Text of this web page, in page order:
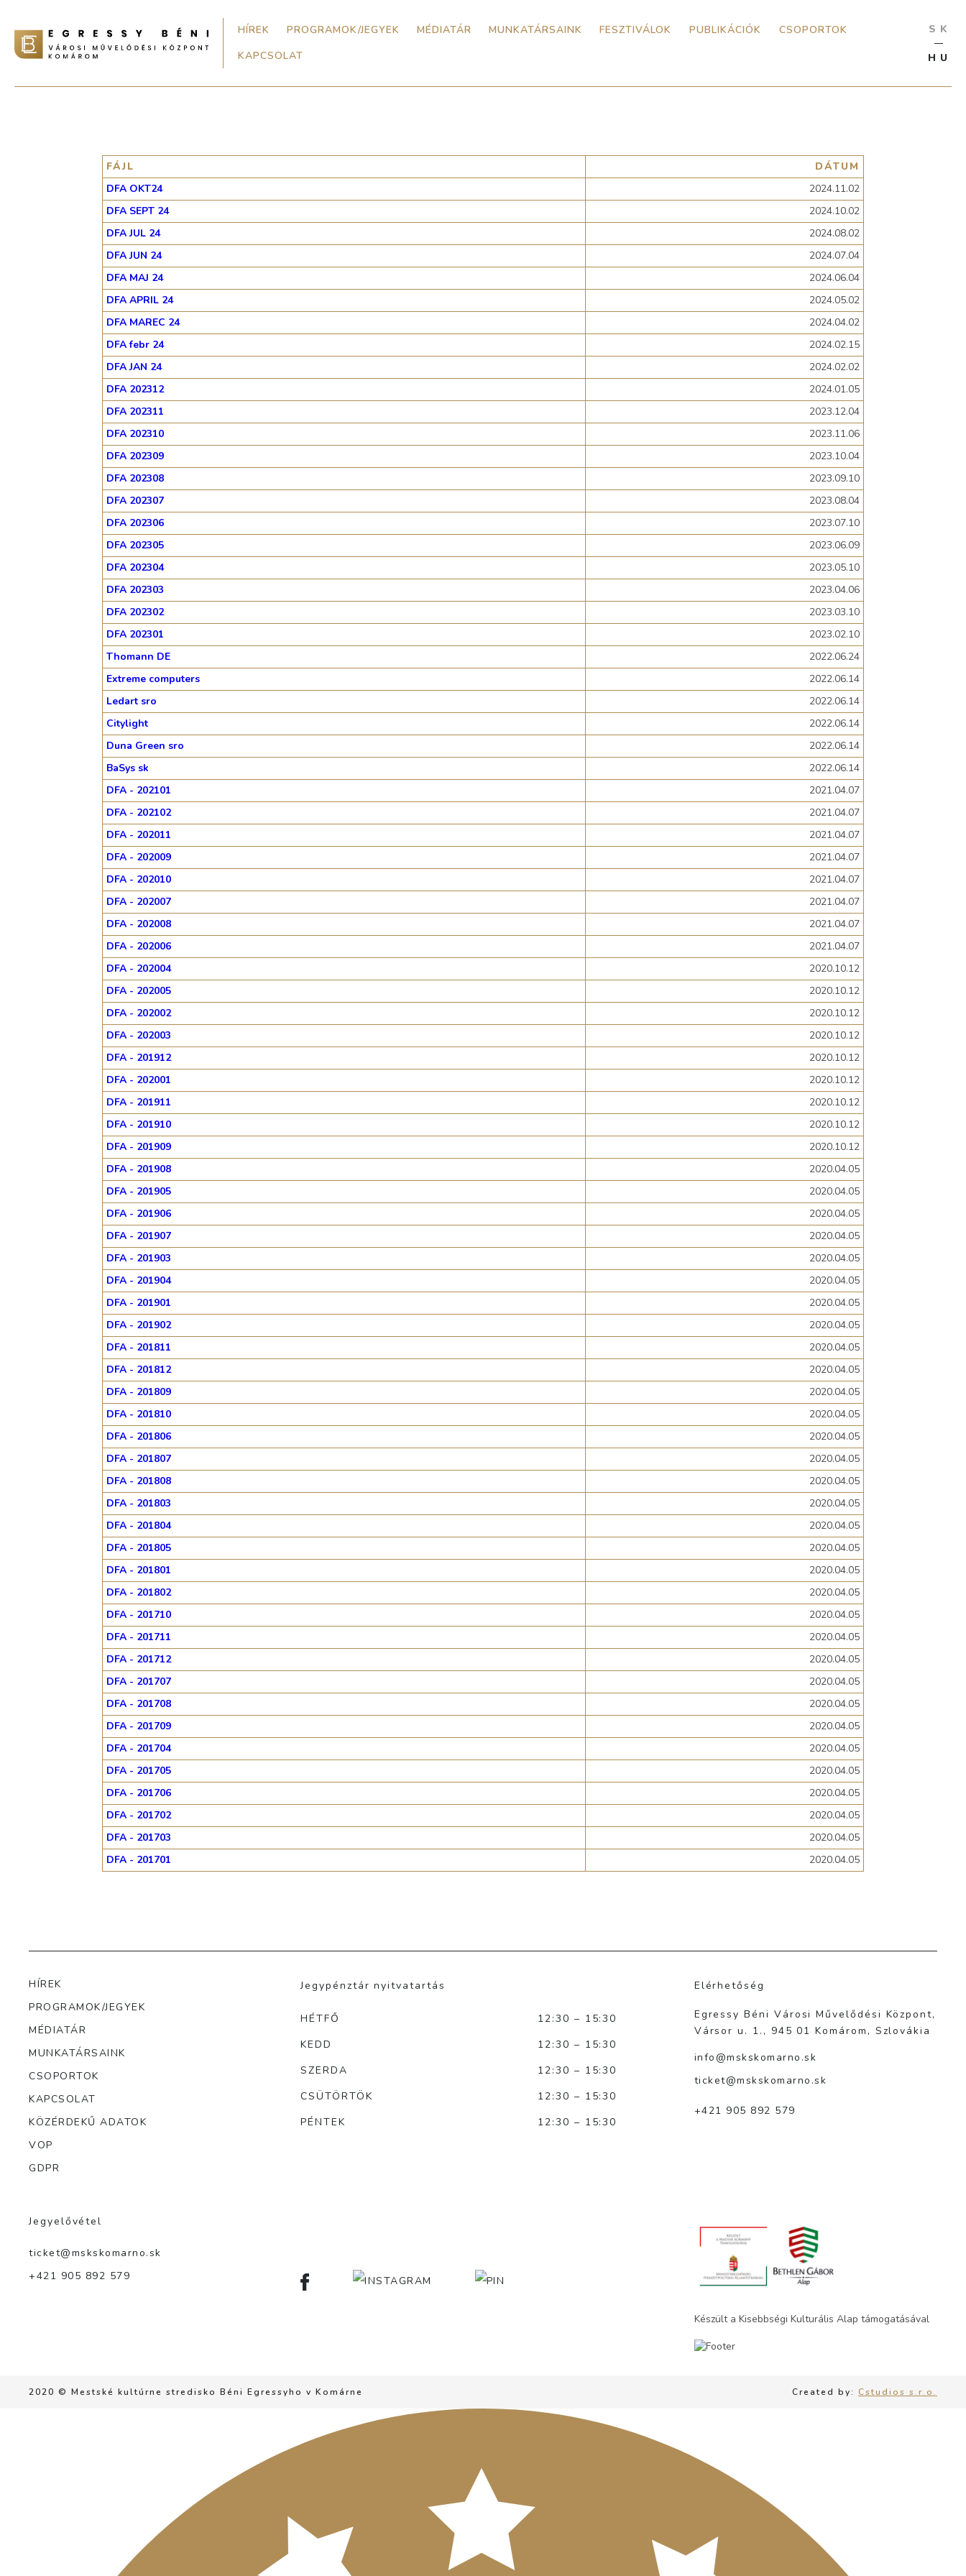
HÍREK PROGRAMOK/JEGYEK MÉDIATÁR MUNKATÁRSAINK FESZTIVÁLOK PUBLIKÁCIÓK
CSOPORTOK
KAPCSOLAT
SK
HU
FÁJL
DÁTUM
DFA OKT24
2024.11.02
DFA SEPT 24
2024.10.02
DFA JUL 24
2024.08.02
DFA JUN 24
2024.07.04
DFA MAJ 24
2024.06.04
DFA APRIL 24
2024.05.02
DFA MAREC 24
2024.04.02
DFA febr 24
2024.02.15
DFA JAN 24
2024.02.02
DFA 202312
2024.01.05
DFA 202311
2023.12.04
DFA 202310
2023.11.06
DFA 202309
2023.10.04
DFA 202308
2023.09.10
DFA 202307
2023.08.04
DFA 202306
2023.07.10
DFA 202305
2023.06.09
DFA 202304
2023.05.10
DFA 202303
2023.04.06
DFA 202302
2023.03.10
DFA 202301
2023.02.10
Thomann DE
2022.06.24
Extreme computers
2022.06.14
Ledart sro
2022.06.14
Citylight
2022.06.14
Duna Green sro
2022.06.14
BaSys sk
2022.06.14
DFA - 202101
2021.04.07
DFA - 202102
2021.04.07
DFA - 202011
2021.04.07
DFA - 202009
2021.04.07
DFA - 202010
2021.04.07
DFA - 202007
2021.04.07
DFA - 202008
2021.04.07
DFA - 202006
2021.04.07
DFA - 202004
2020.10.12
DFA - 202005
2020.10.12
DFA - 202002
2020.10.12
DFA - 202003
2020.10.12
DFA - 201912
2020.10.12
DFA - 202001
2020.10.12
DFA - 201911
2020.10.12
DFA - 201910
2020.10.12
DFA - 201909
2020.10.12
DFA - 201908
2020.04.05
DFA - 201905
2020.04.05
DFA - 201906
2020.04.05
DFA - 201907
2020.04.05
DFA - 201903
2020.04.05
DFA - 201904
2020.04.05
DFA - 201901
2020.04.05
DFA - 201902
2020.04.05
DFA - 201811
2020.04.05
DFA - 201812
2020.04.05
DFA - 201809
2020.04.05
DFA - 201810
2020.04.05
DFA - 201806
2020.04.05
DFA - 201807
2020.04.05
DFA - 201808
2020.04.05
DFA - 201803
2020.04.05
DFA - 201804
2020.04.05
DFA - 201805
2020.04.05
DFA - 201801
2020.04.05
DFA - 201802
2020.04.05
DFA - 201710
2020.04.05
DFA - 201711
2020.04.05
DFA - 201712
2020.04.05
DFA - 201707
2020.04.05
DFA - 201708
2020.04.05
DFA - 201709
2020.04.05
DFA - 201704
2020.04.05
DFA - 201705
2020.04.05
DFA - 201706
2020.04.05
DFA - 201702
2020.04.05
DFA - 201703
2020.04.05
DFA - 201701
2020.04.05
HÍREK
PROGRAMOK/JEGYEK
MÉDIATÁR
MUNKATÁRSAINK
CSOPORTOK
KAPCSOLAT
KÖZÉRDEKŰ ADATOK
VOP
GDPR
Jegypénztár nyitvatartás
HÉTFŐ
12:30 – 15:30
KEDD
12:30 – 15:30
SZERDA
12:30 – 15:30
CSÜTÖRTÖK
12:30 – 15:30
PÉNTEK
12:30 – 15:30
Elérhetőség
Egressy Béni Városi Művelődési Központ,
Vársor u. 1., 945 01 Komárom, Szlovákia
info@mskskomarno.sk
ticket@mskskomarno.sk
+421 905 892 579
Jegyelővétel
ticket@mskskomarno.sk
+421 905 892 579
Készült a Kisebbségi Kulturális Alap támogatásával
2020 © Mestské kultúrne stredisko Béni Egressyho v Komárne Created by: Cstudios s.r.o.